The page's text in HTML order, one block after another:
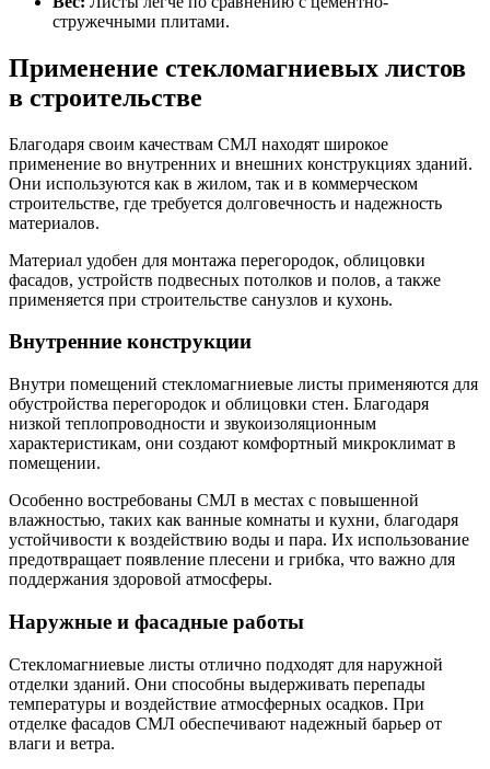
стружечными плитами.
Применение стекломагниевых листов
в строительстве
Благодаря своим качествам СМЛ находят широкое
применение во внутренних и внешних конструкциях зданий.
Они используются как в жилом, так и в коммерческом
строительстве, где требуется долговечность и надежность
материалов.
Материал удобен для монтажа перегородок, облицовки
фасадов, устройств подвесных потолков и полов, а также
применяется при строительстве санузлов и кухонь.
Внутренние конструкции
Внутри помещений стекломагниевые листы применяются для
обустройства перегородок и облицовки стен. Благодаря
низкой теплопроводности и звукоизоляционным
характеристикам, они создают комфортный микроклимат в
помещении.
Особенно востребованы СМЛ в местах с повышенной
влажностью, таких как ванные комнаты и кухни, благодаря
устойчивости к воздействию воды и пара. Их использование
предотвращает появление плесени и грибка, что важно для
поддержания здоровой атмосферы.
Наружные и фасадные работы
Стекломагниевые листы отлично подходят для наружной
отделки зданий. Они способны выдерживать перепады
температуры и воздействие атмосферных осадков. При
отделке фасадов СМЛ обеспечивают надежный барьер от
влаги и ветра.